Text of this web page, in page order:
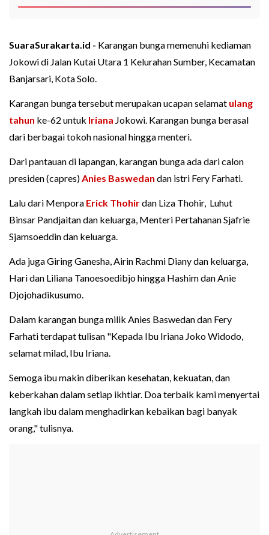
SuaraSurakarta.id - Karangan bunga memenuhi kediaman
Jokowi di Jalan Kutai Utara 1 Kelurahan Sumber, Kecamatan
Banjarsari, Kota Solo.
Karangan bunga tersebut merupakan ucapan selamat ulang
tahun ke-62 untuk Iriana Jokowi. Karangan bunga berasal
dari berbagai tokoh nasional hingga menteri.
Dari pantauan di lapangan, karangan bunga ada dari calon
presiden (capres)Anies Baswedan dan istri Fery Farhati.
Lalu dari Menpora Erick Thohirdan Liza Thohir, Luhut
Binsar Pandjaitan dan keluarga, Menteri Pertahanan Sjafrie
Sjamsoeddin dan keluarga.
Ada juga Giring Ganesha, Airin Rachmi Diany dan keluarga,
Hari dan Liliana Tanoesoedibjo hingga Hashim dan Anie
Djojohadikusumo.
Dalam karangan bunga milik Anies Baswedan dan Fery
Farhati terdapat tulisan "Kepada Ibu Iriana Joko Widodo,
selamat milad, Ibu Iriana.
Semoga ibu makin diberikan kesehatan, kekuatan, dan
keberkahan dalam setiap ikhtiar. Doa terbaik kami menyertai
langkah ibu dalam menghadirkan kebaikan bagi banyak
orang," tulisnya.